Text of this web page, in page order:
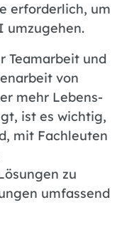
erforderlich, um
umzugehen.
Teamarbeit und
von
mehr Lebens-
ist es wichtig,
mit Fachleuten
zu
umfassend